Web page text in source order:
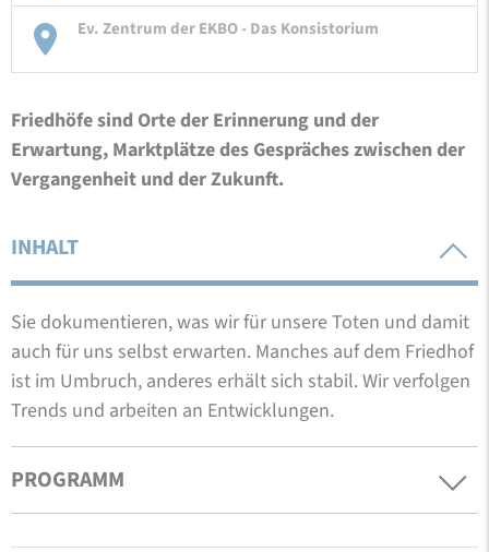
Ev. Zentrum der EKBO - Das Konsistorium
Friedhöfe sind Orte der Erinnerung und der
Erwartung, Marktplätze des Gespräches zwischen der
Vergangenheit und der Zukunft.
INHALT
Sie dokumentieren, was wir für unsere Toten und damit
auch für uns selbst erwarten. Manches auf dem Friedhof
ist im Umbruch, anderes erhält sich stabil. Wir verfolgen
Trends und arbeiten an Entwicklungen.
PROGRAMM